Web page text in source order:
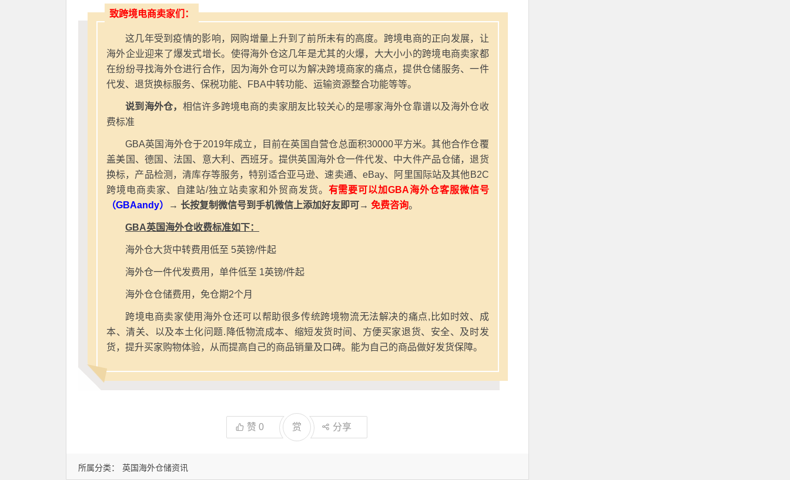
所属分类： 英国海外仓储资讯
致跨境电商卖家们：
这几年受到疫情的影响，网购增量上升到了前所未有的高度。跨境电商的正向发展，让
海外企业迎来了爆发式增长。使得海外仓这几年是尤其的火爆，大大小小的跨境电商卖家都
在纷纷寻找海外仓进行合作，因为海外仓可以为解决跨境商家的痛点，提供仓储服务、一件
代发、退货换标服务、保税功能、FBA中转功能、运输资源整合功能等等。
说到海外仓， 相信许多跨境电商的卖家朋友比较关心的是哪家海外仓靠谱以及海外仓收
费标准
GBA英国海外仓于2019年成立，目前在英国自营仓总面积30000平方米。其他合作仓覆
盖美国、德国、法国、意大利、西班牙。提供英国海外仓一件代发、中大件产品仓储，退货
换标，产品检测，清库存等服务，特别适合亚马逊、速卖通、eBay、阿里国际站及其他B2C
跨境电商卖家、自建站/独立站卖家和外贸商发货。 有需要可以加GBA海外仓客服微信号
（GBAandy）
→ 长按复制微信号到手机微信上添加好友即可→ 免费咨询。
GBA英国海外仓收费标准如下：
海外仓大货中转费用低至 5英镑/件起
海外仓一件代发费用，单件低至 1英镑/件起
海外仓仓储费用，免仓期2个月
跨境电商卖家使用海外仓还可以帮助很多传统跨境物流无法解决的痛点,比如时效、成
本、清关、以及本土化问题.降低物流成本、缩短发货时间、方便买家退货、安全、及时发
货，提升买家购物体验，从而提高自己的商品销量及口碑。能为自己的商品做好发货保障。
赞 0 赏 分享